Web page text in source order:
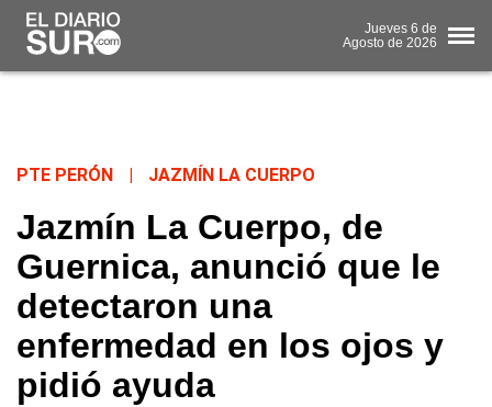
Jueves 6 de
Agosto de 2026
PTE PERÓN JAZMÍN LA CUERPO
Jazmín La Cuerpo, de
Guernica, anunció que le
detectaron una
enfermedad en los ojos y
pidió ayuda